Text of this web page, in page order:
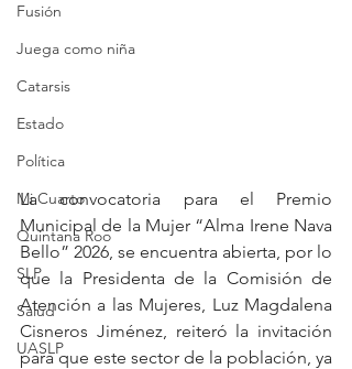
Fusión
Juega como niña
Catarsis
Estado
Política
Mi Cuarto
Quintana Roo
SLP
Salud
UASLP
La convocatoria para el Premio
Municipal de la Mujer “Alma Irene Nava
Bello” 2026, se encuentra abierta, por lo
que la Presidenta de la Comisión de
Atención a las Mujeres, Luz Magdalena
Cisneros Jiménez, reiteró la invitación
para que este sector de la población, ya